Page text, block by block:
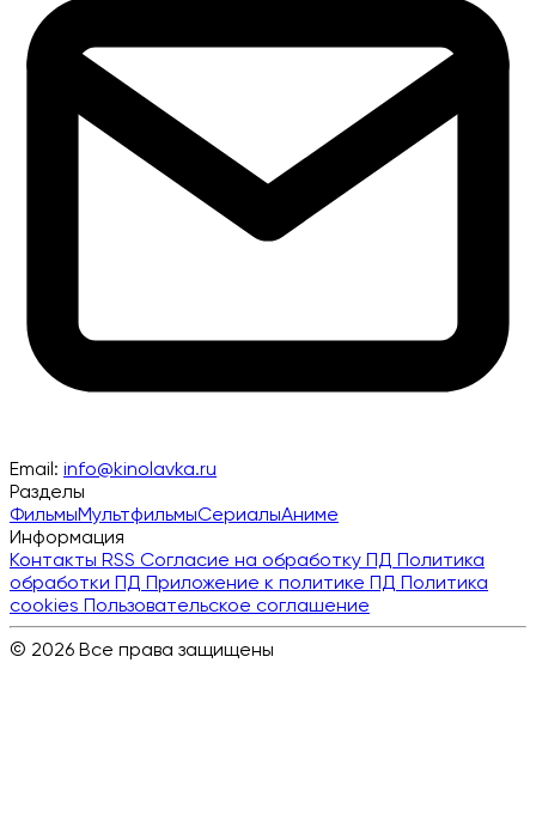
Email: info@kinolavka.ru
Разделы
ФильмыМультфильмыСериалыАниме
Информация
Контакты RSS Согласие на обработку ПД Политика
обработки ПД Приложение к политике ПД Политика
cookies Пользовательское соглашение
© 2026 Все права защищены